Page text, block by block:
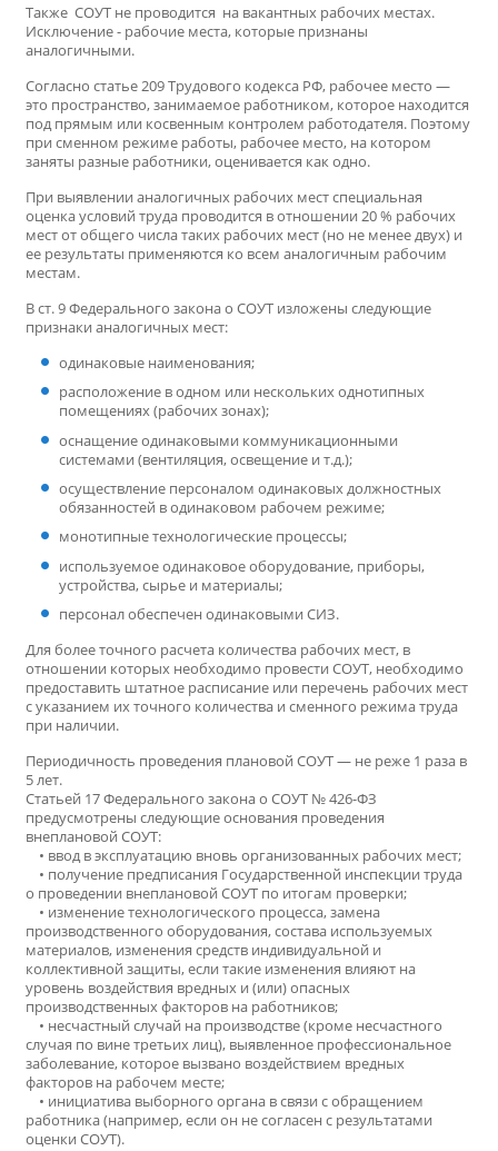
Также СОУТ не проводится на вакантных рабочих местах.
Исключение - рабочие места, которые признаны
аналогичными.
Согласно статье 209 Трудового кодекса РФ, рабочее место —
это пространство, занимаемое работником, которое находится
под прямым или косвенным контролем работодателя. Поэтому
при сменном режиме работы, рабочее место, на котором
заняты разные работники, оценивается как одно.
При выявлении аналогичных рабочих мест специальная
оценка условий труда проводится в отношении 20 % рабочих
мест от общего числа таких рабочих мест (но не менее двух) и
ее результаты применяются ко всем аналогичным рабочим
местам.
В ст. 9 Федерального закона о СОУТ изложены следующие
признаки аналогичных мест:
одинаковые наименования;
расположение в одном или нескольких однотипных
помещениях (рабочих зонах);
оснащение одинаковыми коммуникационными
системами (вентиляция, освещение и т.д.);
осуществление персоналом одинаковых должностных
обязанностей в одинаковом рабочем режиме;
монотипные технологические процессы;
используемое одинаковое оборудование, приборы,
устройства, сырье и материалы;
персонал обеспечен одинаковыми СИЗ.
Для более точного расчета количества рабочих мест, в
отношении которых необходимо провести СОУТ, необходимо
предоставить штатное расписание или перечень рабочих мест
с указанием их точного количества и сменного режима труда
при наличии.
Периодичность проведения плановой СОУТ — не реже 1 раза в
5 лет.
Статьей 17 Федерального закона о СОУТ № 426-ФЗ
предусмотрены следующие основания проведения
внеплановой СОУТ:
• ввод в эксплуатацию вновь организованных рабочих мест;
• получение предписания Государственной инспекции труда
о проведении внеплановой СОУТ по итогам проверки;
• изменение технологического процесса, замена
производственного оборудования, состава используемых
материалов, изменения средств индивидуальной и
коллективной защиты, если такие изменения влияют на
уровень воздействия вредных и (или) опасных
производственных факторов на работников;
• несчастный случай на производстве (кроме несчастного
случая по вине третьих лиц), выявленное профессиональное
заболевание, которое вызвано воздействием вредных
факторов на рабочем месте;
• инициатива выборного органа в связи с обращением
работника (например, если он не согласен с результатами
оценки СОУТ).